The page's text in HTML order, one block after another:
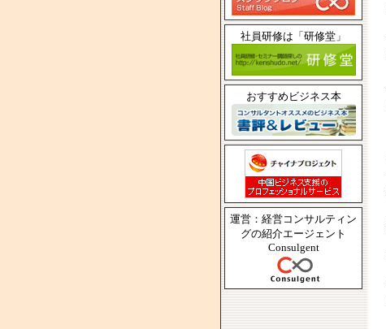
社員研修は「研修堂」
おすすめビジネス本
運営：経営コンサルティン
グの紹介エージェント
Consulgent